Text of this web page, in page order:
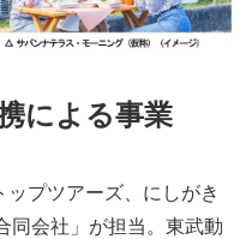
による事業
プツアーズ、にしがき
同会社」が担当。東武動